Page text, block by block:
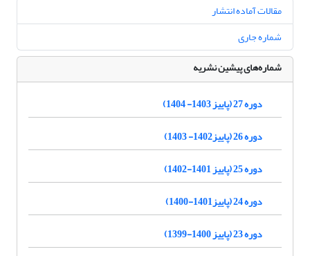
مقالات آماده انتشار
شماره جاری
شماره‌های پیشین نشریه
دوره 27 (پاییز 1403- 1404)
دوره 26 (پاییز1402- 1403)
دوره 25 (پاییز 1401-1402)
دوره 24 (پاییز1401-1400)
دوره 23 (پاییز 1400-1399)